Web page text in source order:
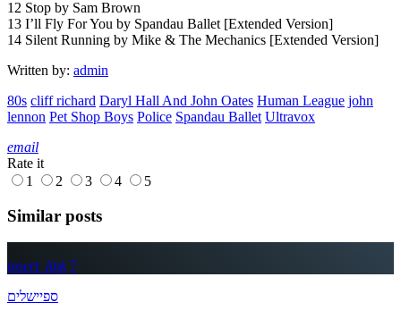
12 Stop by Sam Brown
13 I’ll Fly For You by Spandau Ballet [Extended Version]
14 Silent Running by Mike & The Mechanics [Extended Version]
Written by: admin
80s cliff richard Daryl Hall And John Oates Human League john
lennon Pet Shop Boys Police Spandau Ballet Ultravox
email
Rate it
1
2 3 4 5
Similar posts
insert_link 7
ספיישלים